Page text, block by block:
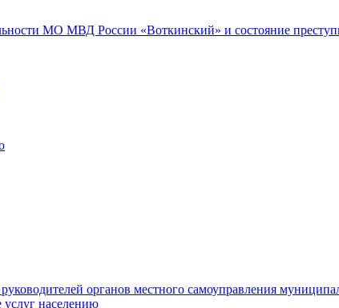
МО МВД России «Воткинский» и состояние
органов местного самоуправления
населению